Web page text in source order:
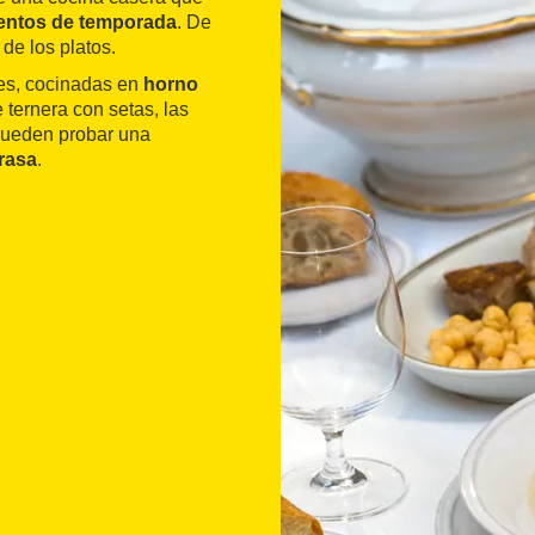
de temporada. De
los platos.
cocinadas en horno
ternera con setas, las
probar una
.